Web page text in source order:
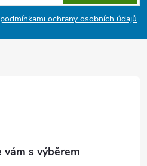
podmínkami ochrany osobních údajů